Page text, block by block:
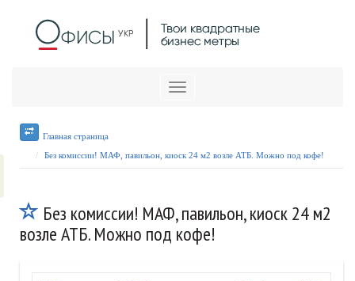
Меню
Главная страница
Без комиссии! МАФ, павильон, киоск 24 м2 возле АТБ. Можно под кофе!
Без комиссии! МАФ, павильон, киоск 24 м2
возле АТБ. Можно под кофе!